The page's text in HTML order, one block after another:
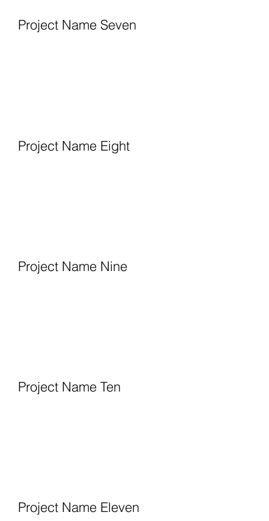
Project Name Seven
Project Name Eight
Project Name Nine
Project Name Ten
Project Name Eleven